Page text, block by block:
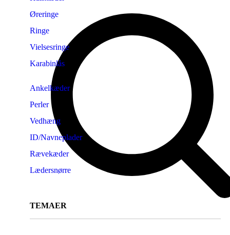
Øreringe
Ringe
Vielsesringe
Karabinlås
Ankelkæder
Perler
Vedhæng
ID/Navneplader
Rævekæder
Lædersnørre
TEMAER